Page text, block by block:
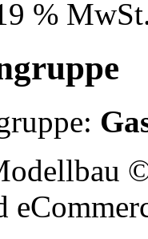
%